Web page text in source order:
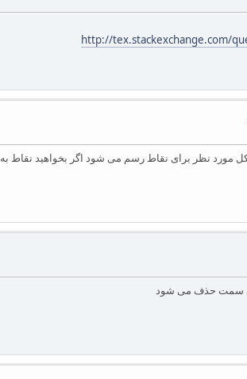
http://tex.stackexchange.com/